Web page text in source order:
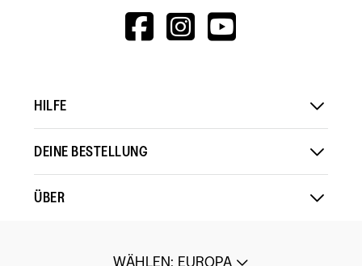
HTTPS://
HTTPS://
HILFE
DEINE BESTELLUNG
ÜBER
WÄHLEN: EUROPA